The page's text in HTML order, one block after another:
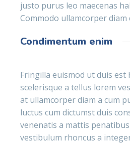
justo purus leo maecenas
Commodo ullamcorper diam
Condimentum enim
Fringilla euismod ut duis est
scelerisque a tellus lorem
at ullamcorper diam a cum
luctus cum dictumst duis
venenatis a mattis
vestibulum rhoncus a